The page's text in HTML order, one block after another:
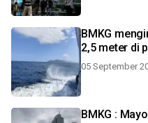
BMKG
2,5 meter di
05 September
BMKG :